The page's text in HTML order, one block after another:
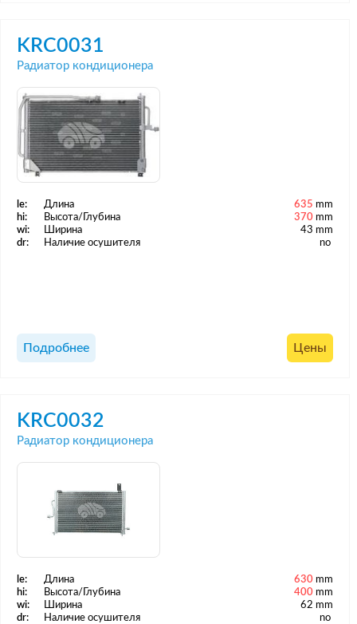
KRC0031
Радиатор кондиционера
le: Длина 635 mm
hi:
Высота/Глубина 370 mm
wi:
Ширина
43 mm
dr:
Наличие осушителя no
Подробнее Цены
KRC0032
Радиатор кондиционера
le: Длина 630 mm
hi:
Высота/Глубина 400 mm
wi:
Ширина
62 mm
dr:
Наличие осушителя no